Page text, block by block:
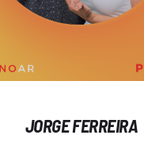
JORGE FERREIRA